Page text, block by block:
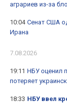
аграриев из-за
10:04 Сенат США
Ирана
7.08.2026
19:11 НБУ оценил
потеряет
18:33 НБУ ввел